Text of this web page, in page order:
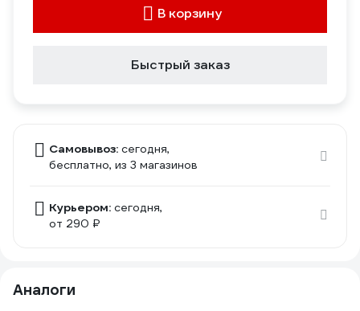
В корзину
Быстрый заказ
Самовывоз: сегодня,
бесплатно, из 3 магазинов
Курьером: сегодня,
от 290 ₽
Аналоги